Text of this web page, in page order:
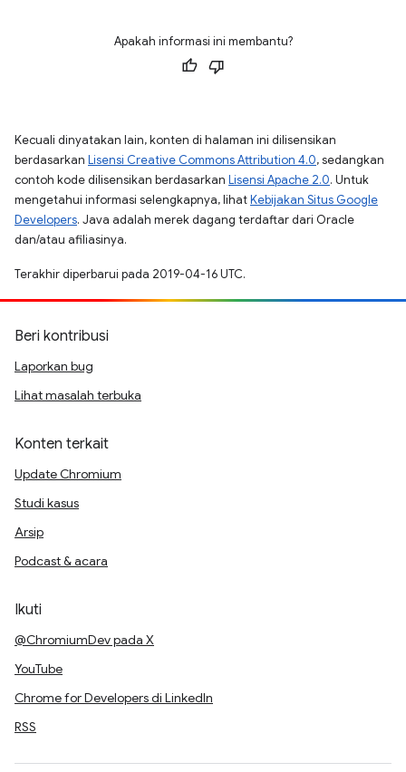
Apakah informasi ini membantu?
Kecuali dinyatakan lain, konten di halaman ini dilisensikan
berdasarkan Lisensi Creative Commons Attribution 4.0, sedangkan
contoh kode dilisensikan berdasarkan Lisensi Apache 2.0. Untuk
mengetahui informasi selengkapnya, lihatKebijakan Situs Google
Developers. Java adalah merek dagang terdaftar dari Oracle
dan/atau afiliasinya.
Terakhir diperbarui pada 2019-04-16 UTC.
Beri kontribusi
Laporkan bug
Lihat masalah terbuka
Konten terkait
Update Chromium
Studi kasus
Arsip
Podcast & acara
Ikuti
@ChromiumDev pada X
YouTube
Chrome for Developers di LinkedIn
RSS